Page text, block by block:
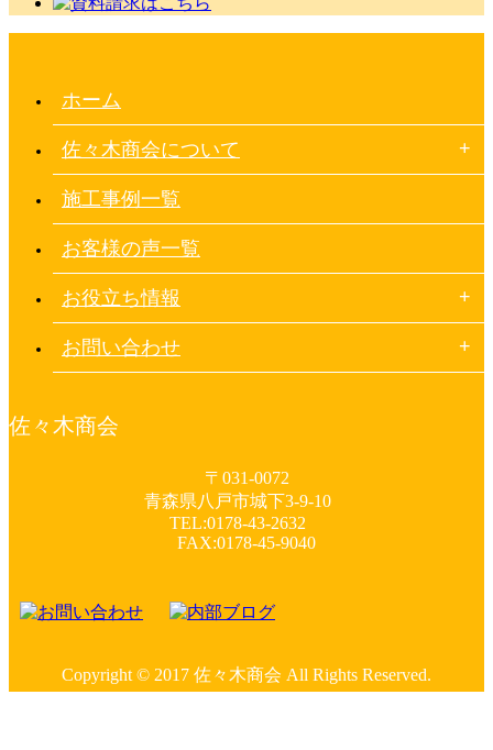
ホーム
佐々木商会について
施工事例一覧
お客様の声一覧
お役立ち情報
お問い合わせ
佐々木商会
〒031-0072
青森県八戸市城下3-9-10
TEL:0178-43-2632
FAX:0178-45-9040
Copyright © 2017 佐々木商会 All Rights Reserved.